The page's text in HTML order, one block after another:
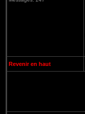
Revenir en haut